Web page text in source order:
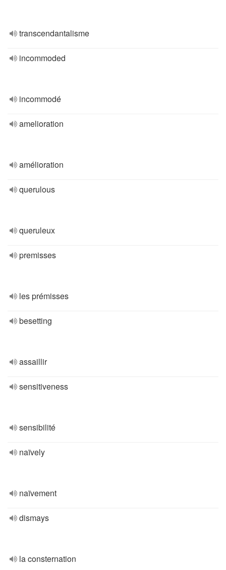
transcendantalisme
incommoded
incommodé
amelioration
amélioration
querulous
queruleux
premisses
les prémisses
besetting
assaillir
sensitiveness
sensibilité
naïvely
naïvement
dismays
la consternation